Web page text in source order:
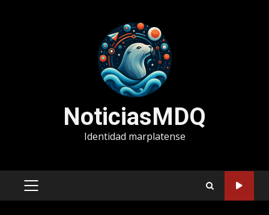
NoticiasMDQ
Identidad marplatense
MENÚ